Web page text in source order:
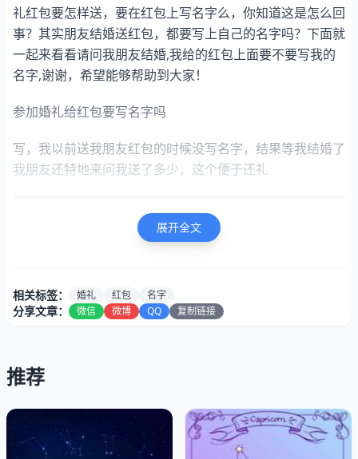
礼红包要怎样送，要在红包上写名字么，你知道这是怎么回
事？其实朋友结婚送红包，都要写上自己的名字吗？下面就
一起来看看请问我朋友结婚,我给的红包上面要不要写我的
名字,谢谢，希望能够帮助到大家！
参加婚礼给红包要写名字吗
写，我以前送我朋友红包的时候没写名字，结果等我结婚了
我朋友还特地来问我送了多少，这个便于还礼
展开全文
相关标签： 婚礼 红包 名字
分享文章： 微信 微博 QQ 复制链接
推荐